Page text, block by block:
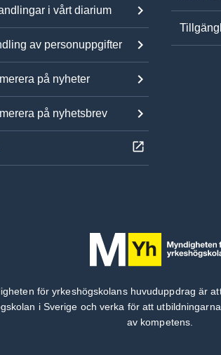
i vårt diarium
av personuppgifter
på nyheter
på nyhetsbrev
för yrkeshögskolans huvuduppdrag är
i Sverige och verka för att
av kompetens.